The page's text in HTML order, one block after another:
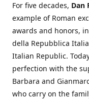
For five decades, Dan
example of Roman
awards and honors,
della Repubblica
Italian Republic.
perfection with the
Barbara and
who carry on the